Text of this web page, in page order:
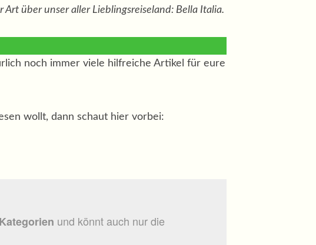
Art über unser aller Lieblingsreiseland: Bella Italia.
noch immer viele hilfreiche Artikel für eure
wollt, dann schaut hier vorbei:
und könnt auch nur die